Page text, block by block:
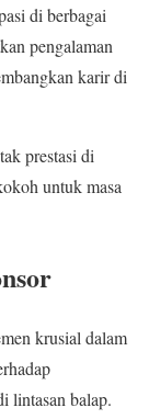
di berbagai
pengalaman
karir di
prestasi di
untuk masa
krusial dalam
lintasan balap.